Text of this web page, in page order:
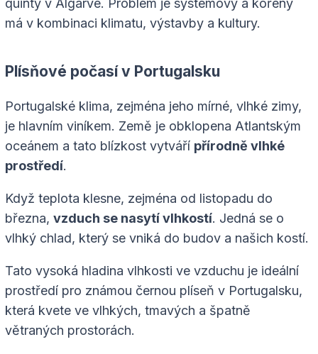
quinty v Algarve. Problém je systémový a kořeny
má v kombinaci klimatu, výstavby a kultury.
Plísňové počasí v Portugalsku
Portugalské klima, zejména jeho mírné, vlhké zimy,
je hlavním viníkem. Země je obklopena Atlantským
oceánem a tato blízkost vytváří přírodně vlhké
prostředí.
Když teplota klesne, zejména od listopadu do
března, vzduch se nasytí vlhkostí. Jedná se o
vlhký chlad, který se vniká do budov a našich kostí.
Tato vysoká hladina vlhkosti ve vzduchu je ideální
prostředí pro známou černou plíseň v Portugalsku,
která kvete ve vlhkých, tmavých a špatně
větraných prostorách.